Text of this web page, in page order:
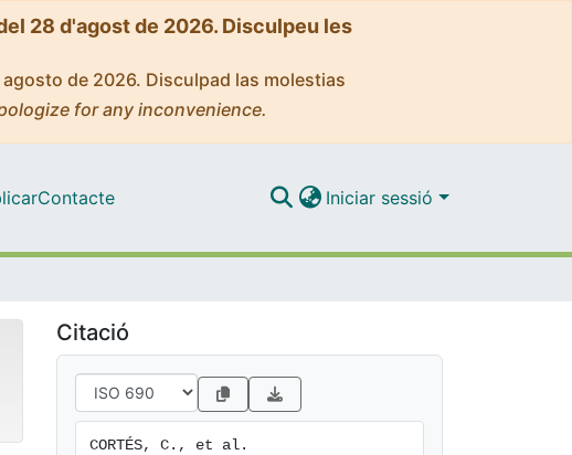
28 d'agost de 2026. Disculpeu les
de 2026. Disculpad las molestias
for any inconvenience.
Contacte Iniciar sessió
Citació
CORTÉS, C., et al.